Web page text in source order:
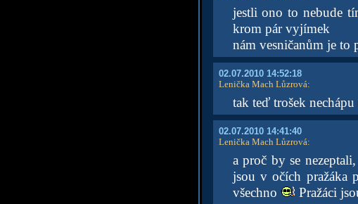
jestli ono to nebude
krom pár vyjímek
nám vesničanům je to
02.07.2010 14:52:18
Lenička Mach Lůzrová:
tak teď trošek
02.07.2010 14:41:40
Lenička Mach Lůzrová:
a proč by se
jsou v očích pražáka
všechno
Pražáci